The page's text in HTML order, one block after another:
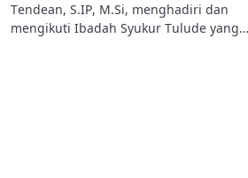
Tendean, S.IP, M.Si, menghadiri dan
mengikuti Ibadah Syukur Tulude yang…